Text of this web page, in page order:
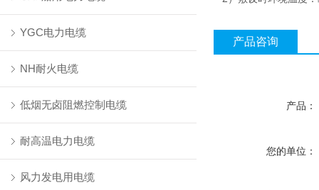
YGC电力电缆
NH耐火电缆
低烟无卤阻燃控制电缆
耐高温电力电缆
风力发电用电缆
产品咨询
产品：
您的单位：